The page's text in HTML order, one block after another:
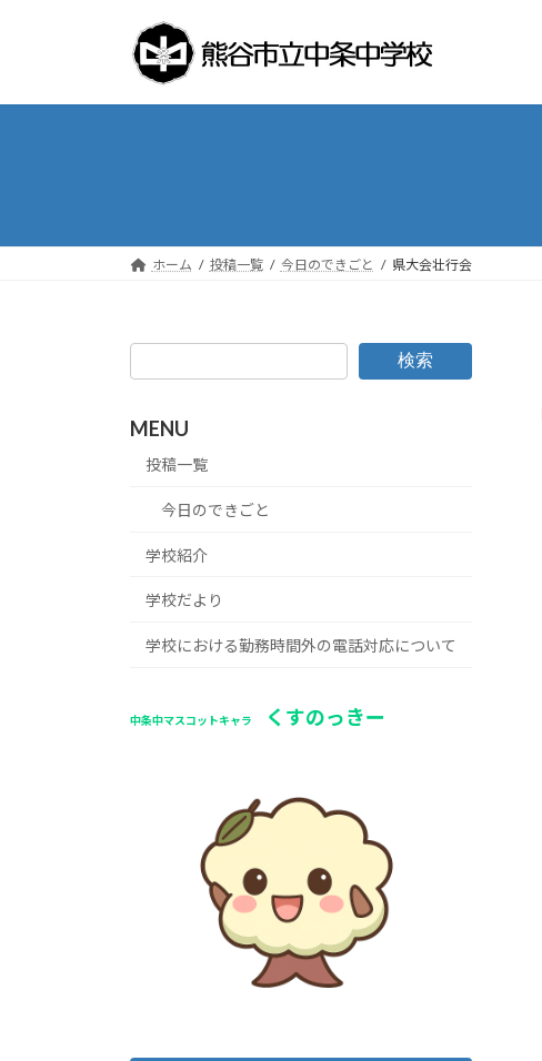
プ
動
ホーム 投稿一覧 今日のできごと 県大会壮行会
検索
MENU
投稿一覧
今日のできごと
学校紹介
学校だより
学校における勤務時間外の電話対応について
中条中マスコットキャラ くすのっきー